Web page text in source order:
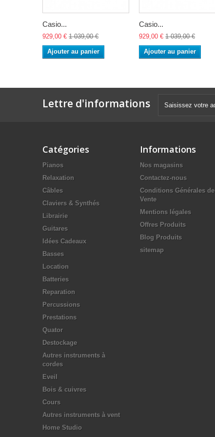
Casio...
929,00 € 1 039,00 €
Ajouter au panier
Casio...
929,00 € 1 039,00 €
Ajouter au panier
Lettre d'informations
Catégories
Pianos
Relaxation
Câbles
Claviers & Synthés
Librairie
Guitares
Idées Cadeaux
Basses
Location
Batteries
Reparation
Percussions
Prestations
Quator
Destockage
Autres instruments à
cordes
Eveil
Bois & cuivres
Cours
Autres instruments à vent
Home Studio
Informations
Nos magasins
Contactez-nous
Conditions Générales de
Vente
Mentions légales
Offres Produits
Blog Produits
sitemap